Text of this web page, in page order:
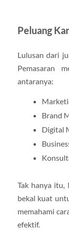
Peluang
Lulusan dari
Pemasaran
antaranya:
Brand
Digital
Tak hanya itu,
bekal kuat
memahami
efektif.